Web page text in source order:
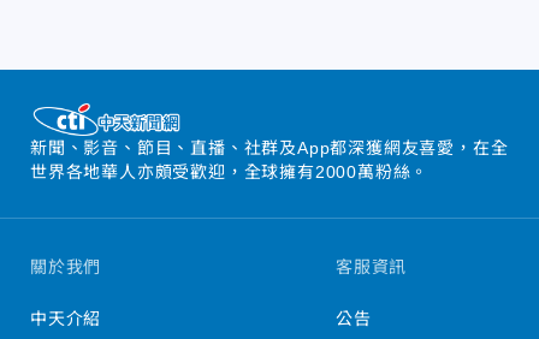
新聞、影音、節目、直播、社群及App都深獲網友喜愛，在全
世界各地華人亦頗受歡迎，全球擁有2000萬粉絲。
關於我們
中天介紹
客服資訊
公告